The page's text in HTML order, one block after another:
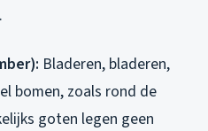
Bladeren, bladeren,
bomen, zoals rond de
goten legen geen